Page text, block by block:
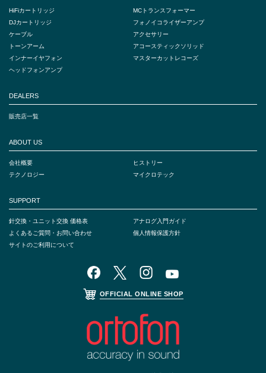
HiFiカートリッジ
DJカートリッジ
ケーブル
トーンアーム
インナーイヤフォン
ヘッドフォンアンプ
MCトランスフォーマー
フォノイコライザーアンプ
アクセサリー
アコースティックソリッド
マスターカットレコーズ
DEALERS
販売店一覧
ABOUT US
会社概要
ヒストリー
テクノロジー
マイクロテック
SUPPORT
針交換・ユニット交換 価格表
アナログ入門ガイド
よくあるご質問・お問い合わせ
個人情報保護方針
サイトのご利用について
OFFICIAL ONLINE SHOP